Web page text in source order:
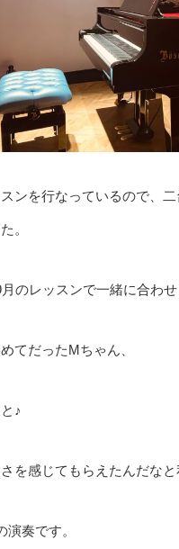
ンを行なっているので、
。
のレッスンで一緒に合わせ
てだったMちゃん、
♪
を感じてもらえたんだなと
奏です。